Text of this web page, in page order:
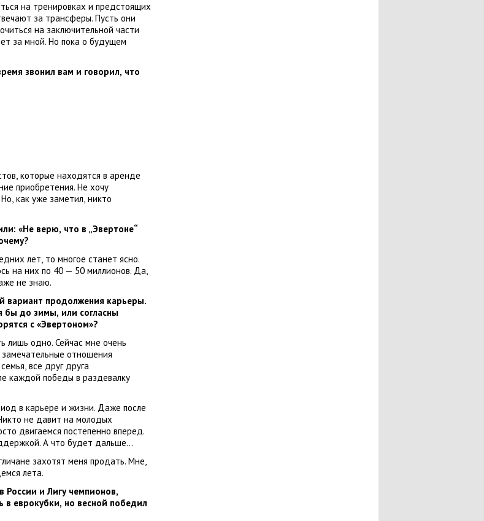
на тренировках и предстоящих
за трансферы. Пусть они
на заключительной части
за мной. Но пока о будущем
звонил вам и говорил, что
, которые находятся в аренде
приобретения. Не хочу
, как уже заметил, никто
«Не верю, что в „Эвертоне“
лет, то многое станет ясно.
на них по 40 — 50 миллионов. Да,
не знаю.
вариант продолжения карьеры.
бы до зимы, или согласны
с «Эвертоном»?
лишь одно. Сейчас мне очень
отношения
, все друг друга
каждой победы в раздевалку
в карьере и жизни. Даже после
не давит на молодых
двигаемся постепенно вперед.
А что будет дальше…
захотят меня продать. Мне,
лета.
России и Лигу чемпионов,
в еврокубки, но весной победил